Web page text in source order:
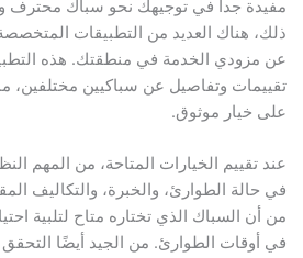
مفيدة جداً في توجيهك نحو سباك محترف
ذلك، هناك العديد من التطبيقات
عن مزودي الخدمة في منطقتك. هذه
تقييمات وتفاصيل عن سباكيين مختلفين،
على خيار موثوق.
عند تقييم الخيارات المتاحة، من المهم
في حالة الطوارئ، والخبرة، والتكاليف
من أن السباك الذي تختاره متاح لتلبية
في أوقات الطوارئ. من الجيد أيضًا